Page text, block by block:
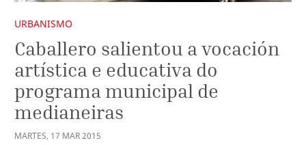
URBANISMO
Caballero salientou a vocación
artística e educativa do
programa municipal de
medianeiras
MARTES, 17 MAR2015